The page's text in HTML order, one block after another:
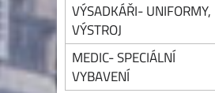
VÝSADKÁŘI- UNIFORMY,
VÝSTROJ
MEDIC- SPECIÁLNÍ
VYBAVENÍ